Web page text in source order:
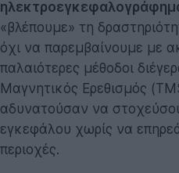
«βλέπουμε» τη
όχι να παρεμβαίνουμε με
παλαιότερες μέθοδοι
Μαγνητικός Ερεθισμός
αδυνατούσαν να
εγκεφάλου χωρίς να
περιοχές.